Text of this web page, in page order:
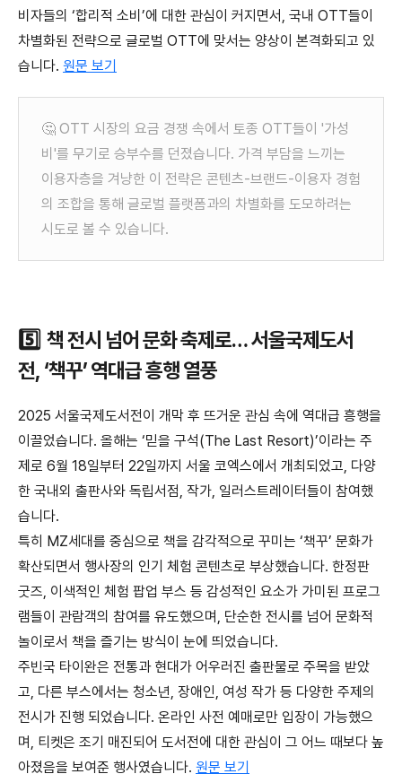
비자들의 ‘합리적 소비’에 대한 관심이 커지면서, 국내 OTT들이
차별화된 전략으로 글로벌 OTT에 맞서는 양상이 본격화되고 있
습니 다. 원문 보기
🤔 OTT 시장의 요금 경쟁 속에서 토종 OTT들이 '가성
비'를 무기로 승부수를 던졌습니다. 가격 부담을 느끼는
이용자층을 겨냥한 이 전략은 콘텐츠-브랜드-이용자 경험
의 조합을 통해 글로벌 플랫폼과의 차별화를 도모하려는
시도로 볼 수 있습니다.
5️⃣ 책 전시 넘어 문화 축제로… 서울국제도서
전, ‘책꾸’ 역대급 흥행 열풍
2025 서울국제도서전이 개막 후 뜨거운 관심 속에 역대급 흥행을
이끌었습니 다. 올해는 ‘믿을 구석(The Last Resort)’이라는 주
제로 6월 18일부터 22일까지 서울 코엑스에서 개최되었고, 다양
한 국내외 출판사와 독립서점, 작가, 일러스트레이터들이 참여했
습니 다.
특히 MZ세대를 중심으로 책을 감각적으로 꾸미는 ‘책꾸’ 문화가
확산되면서 행사장의 인기 체험 콘텐츠로 부상했습니 다. 한정판
굿즈, 이색적인 체험 팝업 부스 등 감성적인 요소가 가미된 프로그
램들이 관람객의 참여를 유도했으며, 단순한 전시를 넘어 문화적
놀이로서 책을 즐기는 방식이 눈에 띄었습니다.
주빈국 타이완은 전통과 현대가 어우러진 출판물로 주목을 받았
고, 다른 부스에서는 청소년, 장애인, 여성 작가 등 다양한 주제의
전시가 진행 되었습니다. 온라인 사전 예매로만 입장이 가능했으
며, 티켓은 조기 매진되어 도서전에 대한 관심이 그 어느 때보다 높
아졌음을 보여준 행사였습니다. 원문 보기